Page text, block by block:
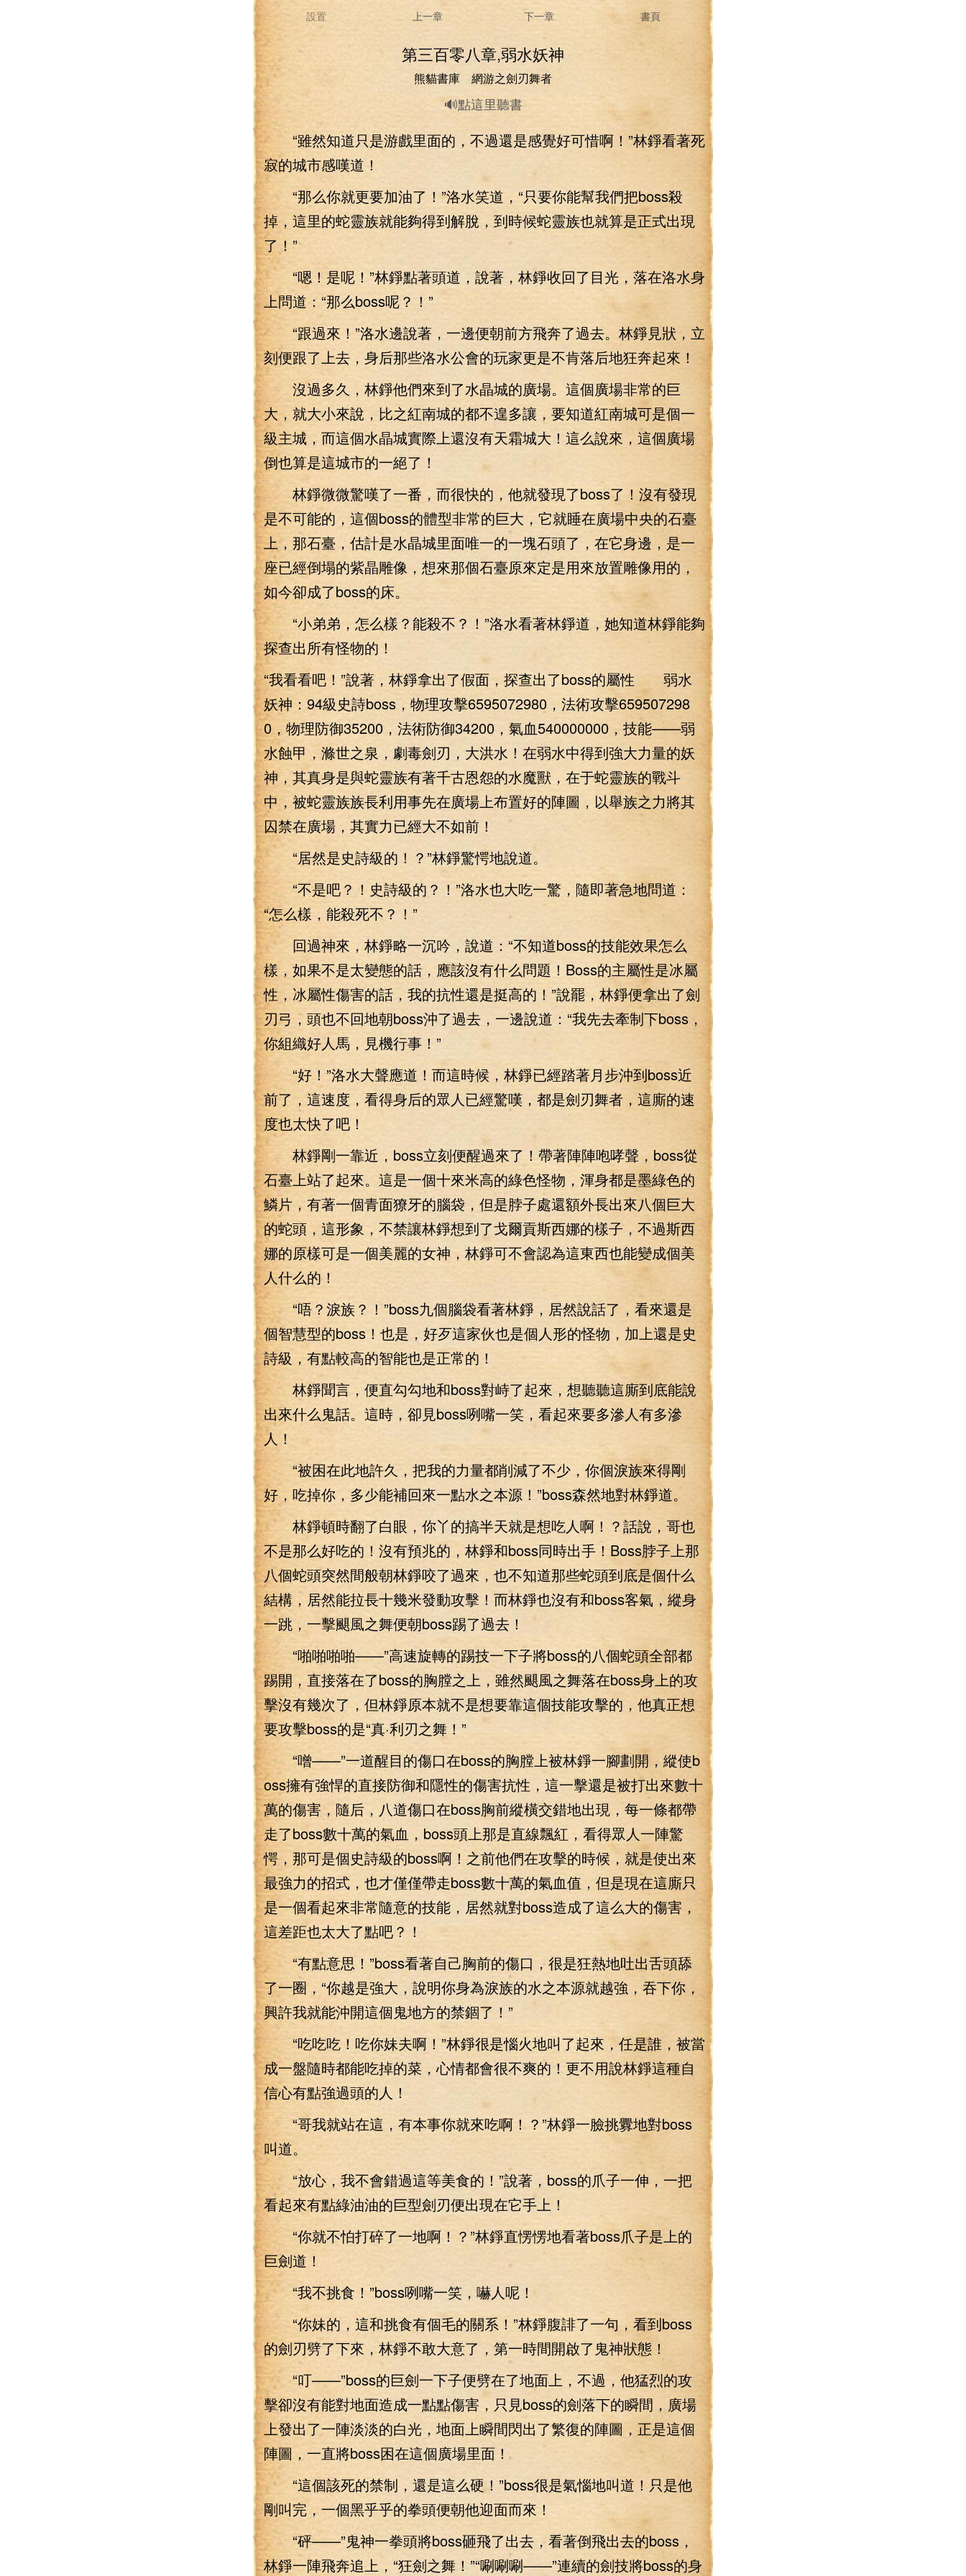
設置 上一章 下一章 書頁
第三百零八章,弱水妖神
熊貓書庫 網游之劍刃舞者
🔊點這里聽書
“雖然知道只是游戲里面的，不過還是感覺好可惜啊！”林錚看著死
寂的城市感嘆道！
“那么你就更要加油了！”洛水笑道，“只要你能幫我們把boss殺
掉，這里的蛇靈族就能夠得到解脫，到時候蛇靈族也就算是正式出現
了！”
“嗯！是呢！”林錚點著頭道，說著，林錚收回了目光，落在洛水身
上問道：“那么boss呢？！”
“跟過來！”洛水邊說著，一邊便朝前方飛奔了過去。林錚見狀，立
刻便跟了上去，身后那些洛水公會的玩家更是不肯落后地狂奔起來！
沒過多久，林錚他們來到了水晶城的廣場。這個廣場非常的巨
大，就大小來說，比之紅南城的都不遑多讓，要知道紅南城可是個一
級主城，而這個水晶城實際上還沒有天霜城大！這么說來，這個廣場
倒也算是這城市的一絕了！
林錚微微驚嘆了一番，而很快的，他就發現了boss了！沒有發現
是不可能的，這個boss的體型非常的巨大，它就睡在廣場中央的石臺
上，那石臺，估計是水晶城里面唯一的一塊石頭了，在它身邊，是一
座已經倒塌的紫晶雕像，想來那個石臺原來定是用來放置雕像用的，
如今卻成了boss的床。
“小弟弟，怎么樣？能殺不？！”洛水看著林錚道，她知道林錚能夠
探查出所有怪物的！
“我看看吧！”說著，林錚拿出了假面，探查出了boss的屬性 弱水
妖神：94級史詩boss，物理攻擊6595072980，法術攻擊659507298
0，物理防御35200，法術防御34200，氣血540000000，技能——弱
水蝕甲，滌世之泉，劇毒劍刃，大洪水！在弱水中得到強大力量的妖
神，其真身是與蛇靈族有著千古恩怨的水魔獸，在于蛇靈族的戰斗
中，被蛇靈族族長利用事先在廣場上布置好的陣圖，以舉族之力將其
囚禁在廣場，其實力已經大不如前！
“居然是史詩級的！？”林錚驚愕地說道。
“不是吧？！史詩級的？！”洛水也大吃一驚，隨即著急地問道：
“怎么樣，能殺死不？！”
回過神來，林錚略一沉吟，說道：“不知道boss的技能效果怎么
樣，如果不是太變態的話，應該沒有什么問題！Boss的主屬性是冰屬
性，冰屬性傷害的話，我的抗性還是挺高的！”說罷，林錚便拿出了劍
刃弓，頭也不回地朝boss沖了過去，一邊說道：“我先去牽制下boss，
你組織好人馬，見機行事！”
“好！”洛水大聲應道！而這時候，林錚已經踏著月步沖到boss近
前了，這速度，看得身后的眾人已經驚嘆，都是劍刃舞者，這廝的速
度也太快了吧！
林錚剛一靠近，boss立刻便醒過來了！帶著陣陣咆哮聲，boss從
石臺上站了起來。這是一個十來米高的綠色怪物，渾身都是墨綠色的
鱗片，有著一個青面獠牙的腦袋，但是脖子處還額外長出來八個巨大
的蛇頭，這形象，不禁讓林錚想到了戈爾貢斯西娜的樣子，不過斯西
娜的原樣可是一個美麗的女神，林錚可不會認為這東西也能變成個美
人什么的！
“唔？淚族？！”boss九個腦袋看著林錚，居然說話了，看來還是
個智慧型的boss！也是，好歹這家伙也是個人形的怪物，加上還是史
詩級，有點較高的智能也是正常的！
林錚聞言，便直勾勾地和boss對峙了起來，想聽聽這廝到底能說
出來什么鬼話。這時，卻見boss咧嘴一笑，看起來要多滲人有多滲
人！
“被困在此地許久，把我的力量都削減了不少，你個淚族來得剛
好，吃掉你，多少能補回來一點水之本源！”boss森然地對林錚道。
林錚頓時翻了白眼，你丫的搞半天就是想吃人啊！？話說，哥也
不是那么好吃的！沒有預兆的，林錚和boss同時出手！Boss脖子上那
八個蛇頭突然間般朝林錚咬了過來，也不知道那些蛇頭到底是個什么
結構，居然能拉長十幾米發動攻擊！而林錚也沒有和boss客氣，縱身
一跳，一擊颶風之舞便朝boss踢了過去！
“啪啪啪啪——”高速旋轉的踢技一下子將boss的八個蛇頭全部都
踢開，直接落在了boss的胸膛之上，雖然颶風之舞落在boss身上的攻
擊沒有幾次了，但林錚原本就不是想要靠這個技能攻擊的，他真正想
要攻擊boss的是“真·利刃之舞！”
“噌——”一道醒目的傷口在boss的胸膛上被林錚一腳劃開，縱使b
oss擁有強悍的直接防御和隱性的傷害抗性，這一擊還是被打出來數十
萬的傷害，隨后，八道傷口在boss胸前縱橫交錯地出現，每一條都帶
走了boss數十萬的氣血，boss頭上那是直線飄紅，看得眾人一陣驚
愕，那可是個史詩級的boss啊！之前他們在攻擊的時候，就是使出來
最強力的招式，也才僅僅帶走boss數十萬的氣血值，但是現在這廝只
是一個看起來非常隨意的技能，居然就對boss造成了這么大的傷害，
這差距也太大了點吧？！
“有點意思！”boss看著自己胸前的傷口，很是狂熱地吐出舌頭舔
了一圈，“你越是強大，說明你身為淚族的水之本源就越強，吞下你，
興許我就能沖開這個鬼地方的禁錮了！”
“吃吃吃！吃你妹夫啊！”林錚很是惱火地叫了起來，任是誰，被當
成一盤隨時都能吃掉的菜，心情都會很不爽的！更不用說林錚這種自
信心有點強過頭的人！
“哥我就站在這，有本事你就來吃啊！？”林錚一臉挑釁地對boss
叫道。
“放心，我不會錯過這等美食的！”說著，boss的爪子一伸，一把
看起來有點綠油油的巨型劍刃便出現在它手上！
“你就不怕打碎了一地啊！？”林錚直愣愣地看著boss爪子是上的
巨劍道！
“我不挑食！”boss咧嘴一笑，嚇人呢！
“你妹的，這和挑食有個毛的關系！”林錚腹誹了一句，看到boss
的劍刃劈了下來，林錚不敢大意了，第一時間開啟了鬼神狀態！
“叮——”boss的巨劍一下子便劈在了地面上，不過，他猛烈的攻
擊卻沒有能對地面造成一點點傷害，只見boss的劍落下的瞬間，廣場
上發出了一陣淡淡的白光，地面上瞬間閃出了繁復的陣圖，正是這個
陣圖，一直將boss困在這個廣場里面！
“這個該死的禁制，還是這么硬！”boss很是氣惱地叫道！只是他
剛叫完，一個黑乎乎的拳頭便朝他迎面而來！
“砰——”鬼神一拳頭將boss砸飛了出去，看著倒飛出去的boss，
林錚一陣飛奔追上，“狂劍之舞！”“唰唰唰——”連續的劍技將boss的身